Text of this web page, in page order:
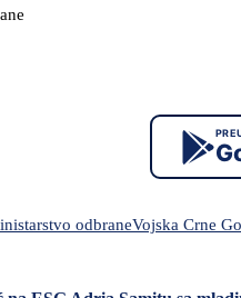
odbraneVojska Crne